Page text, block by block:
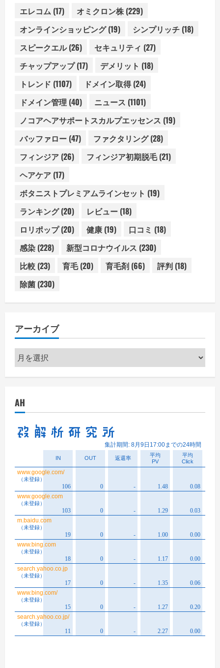
エレコム (17) オミクロン株(229)
オンラインショッピング(19) シンプリッチ (18)
スピークエル(26) セキュリティ (27)
チャップアップ(17) デメリット (18)
トレンド (1107) ドメイン取得(24)
ドメイン管理 (40) ニュース (1101)
ノコアヘアサポートスカルプエッセンス (19)
バッファロー (47) ファクタリング(28)
フィンジア (26) フィンジア初期脱毛(21)
ヘアケア (17)
ボタニストプレミアムラインセット (19)
ランキング(20) レビュー (18)
ロリポップ(20) 健康 (19) 口コミ (18)
感染 (228) 新型コロナウイルス (230)
比較 (23) 育毛(20) 育毛剤 (66) 評判 (18)
除菌 (230)
アーカイブ
ア
ー
ブ
AH